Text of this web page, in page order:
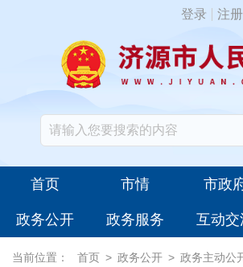
登录 注册
首页 市情 市政
政务公开 政务服务 互动交
当前位置： 首页 > 政务公开 > 政务主动公